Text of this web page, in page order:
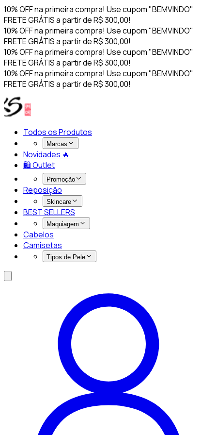
10% OFF na primeira compra! Use cupom "BEMVINDO"
FRETE GRÁTIS a partir de R$ 300,00!
10% OFF na primeira compra! Use cupom "BEMVINDO"
FRETE GRÁTIS a partir de R$ 300,00!
10% OFF na primeira compra! Use cupom "BEMVINDO"
FRETE GRÁTIS a partir de R$ 300,00!
10% OFF na primeira compra! Use cupom "BEMVINDO"
FRETE GRÁTIS a partir de R$ 300,00!
Todos os Produtos
Marcas
Novidades 🔥​
🛍️ Outlet
Promoção
Reposição
Skincare
BEST SELLERS
Maquiagem
Cabelos
Camisetas
Tipos de Pele